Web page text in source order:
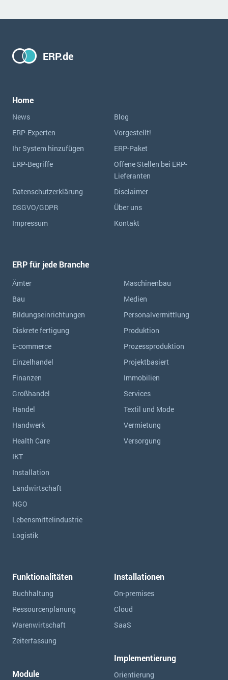
ERP.de
Home
News
Blog
ERP-Experten
Vorgestellt!
Ihr System hinzufügen
ERP-Paket
ERP-Begriffe
Offene Stellen bei ERP-
Lieferanten
Datenschutzerklärung
Disclaimer
DSGVO/GDPR
Über uns
Impressum
Kontakt
ERP für jede Branche
Ämter
Bau
Bildungseinrichtungen
Diskrete fertigung
E-commerce
Einzelhandel
Finanzen
Großhandel
Handel
Handwerk
Health Care
IKT
Installation
Landwirtschaft
NGO
Lebensmittelindustrie
Logistik
Maschinenbau
Medien
Personalvermittlung
Produktion
Prozessproduktion
Projektbasiert
Immobilien
Services
Textil und Mode
Vermietung
Versorgung
Funktionalitäten
Buchhaltung
Ressourcen­planung
Warenwirtschaft
Zeiterfassung
Module
Installationen
On-premises
Cloud
SaaS
Implementierung
Orientierung